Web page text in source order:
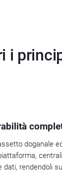
i
doganale
dati, rendendoli